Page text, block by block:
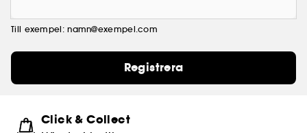
Till exempel: namn@exempel.com
Registrera
Click & Collect